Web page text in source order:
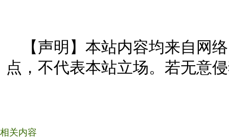
【声明】本站内容均来自网
点，不代表本站立场。若无意
相关内容